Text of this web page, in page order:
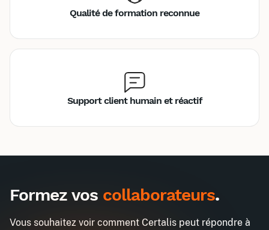
Qualité de formation reconnue
Support client humain et réactif
Mieux se connaître pour mieux
Entreprise*
Formez vos collaborateurs.
Vous souhaitez voir comment Certalis peut répondre à